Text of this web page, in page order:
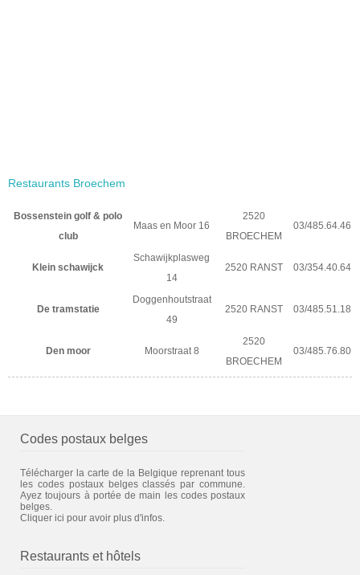
Restaurants Broechem
Bossenstein golf & polo
club
Maas en Moor 16
2520
BROECHEM
03/485.64.46
Klein schawijck
Schawijkplasweg
14
2520 RANST 03/354.40.64
De tramstatie
Doggenhoutstraat
49
2520 RANST 03/485.51.18
Den moor Moorstraat 8
2520
BROECHEM
03/485.76.80
Codes postaux belges
Télécharger la carte de la Belgique reprenant tous
les codes postaux belges classés par commune.
Ayez toujours à portée de main les codes postaux
belges.
Cliquer ici pour avoir plus d'infos.
Restaurants et hôtels